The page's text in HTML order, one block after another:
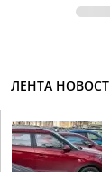
ЛЕНТА